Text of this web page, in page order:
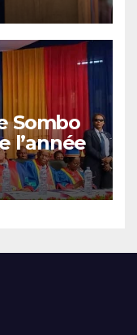
Sombo
l’année
à